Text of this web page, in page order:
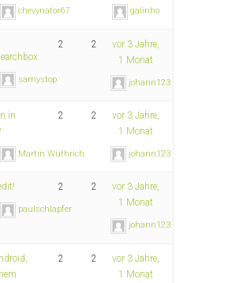
chevynator67 galinho
samystop
2 2
vor 3 Jahre,
1 Monat
johann123
in
Martin Wüthrich
2 2
vor 3 Jahre,
1 Monat
johann123
paulschlapfer
2 2
vor 3 Jahre,
1 Monat
johann123
2 2
vor 3 Jahre,
1 Monat